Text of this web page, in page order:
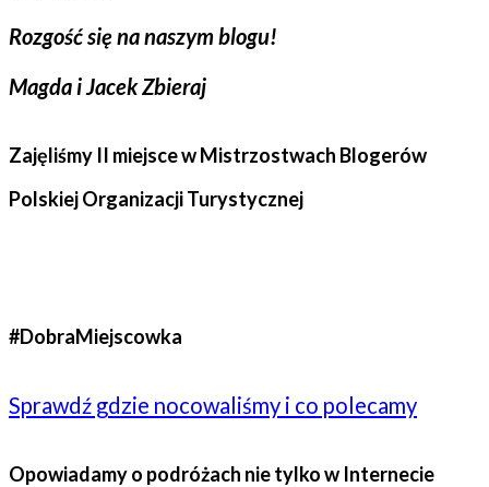
Rozgość się na naszym blogu!
Magda i Jacek Zbieraj
Zajęliśmy II miejsce w Mistrzostwach Blogerów
Polskiej Organizacji Turystycznej
#DobraMiejscowka
Sprawdź gdzie nocowaliśmy i co polecamy
Opowiadamy o podróżach nie tylko w Internecie